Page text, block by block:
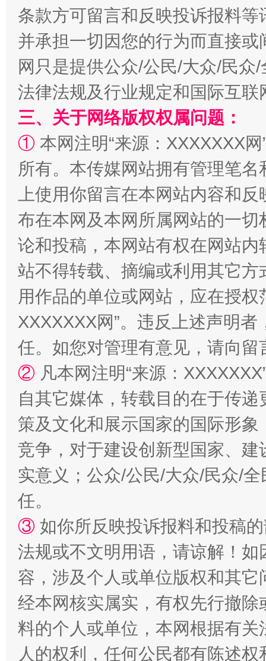
站台名比不上好声名
招工难、用工荒背后
条款方可留言和反映投诉报料
并承担一切因您的行为而直接
网只是提供公众/公民/大众/民
法律法规及行业规定和国际互
三、关于网络版权权属问题：
① 本网注明“来源：XXXXXXX
所有。本传媒网站拥有管理笔
上使用你留言在本网站内容和
布在本网及本网所属网站的一
论和投稿，本网站有权在网站
站不得转载、摘编或利用其它
用作品的单位或网站，应在授
XXXXXXX网”。违反上述声明
任。如您对管理有意见，请向
② 凡本网注明“来源：
自其它媒体，转载目的在于传
策及文化和展示国家的国际形
竞争，对于建设创新型国家、
实意义；公众/公民/大众/民众/
任。
③ 如你所反映投诉报料和投稿
法规或不文明用语，请谅解！
容，涉及个人或单位版权和其它
经本网核实属实，有权先行撤
料的个人或单位，本网根据有
人的权利，任何公民都有陈述